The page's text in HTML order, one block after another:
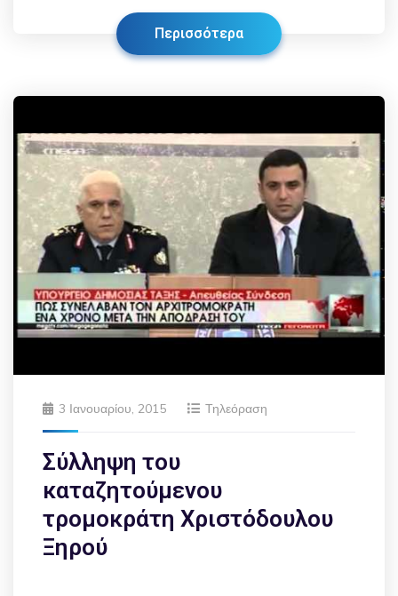
Περισσότερα
3 Ιανουαρίου, 2015 Τηλεόραση
Σύλληψη του
καταζητούμενου
τρομοκράτη Χριστόδουλου
Ξηρού